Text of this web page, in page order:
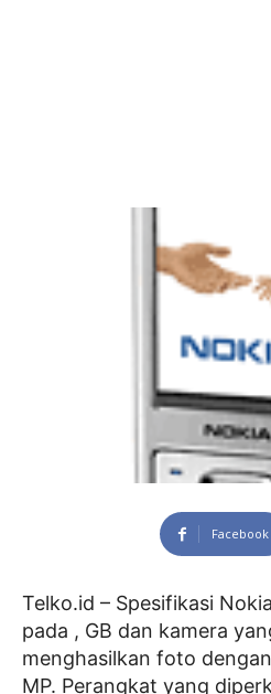
Facebook
Telko.id – Spesifikasi
pada , GB dan kamera
menghasilkan foto
MP. Perangkat yang